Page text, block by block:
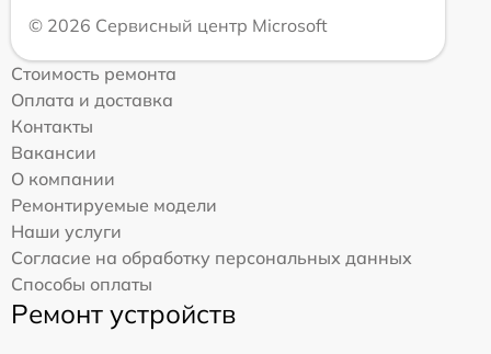
© 2026 Сервисный центр Microsoft
Стоимость ремонта
Оплата и доставка
Контакты
Вакансии
О компании
Ремонтируемые модели
Наши услуги
Согласие на обработку персональных данных
Способы оплаты
Ремонт устройств